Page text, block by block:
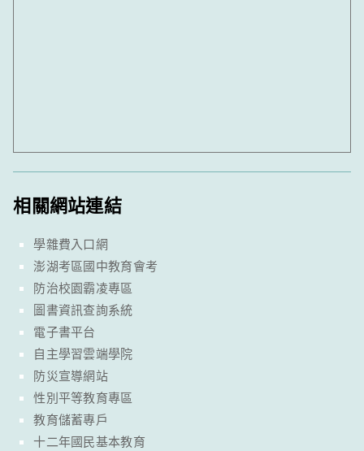
相關網站連結
學雜費入口網
澎湖考區國中教育會考
防治校園霸凌專區
圖書資訊查詢系統
電子書平台
自主學習雲端學院
防災宣導網站
性別平等教育專區
教育儲蓄專戶
十二年國民基本教育